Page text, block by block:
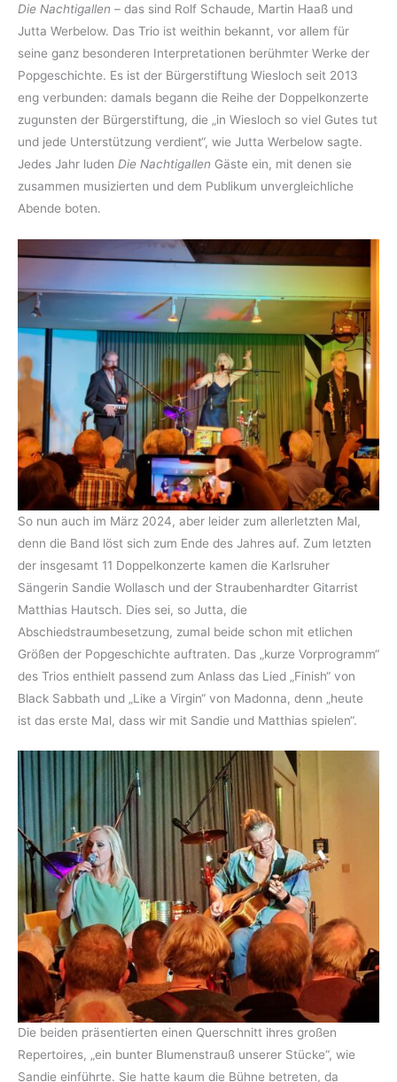
Die Nachtigallen – das sind Rolf Schaude, Martin Haaß und
Jutta Werbelow. Das Trio ist weithin bekannt, vor allem für
seine ganz besonderen Interpretationen berühmter Werke der
Popgeschichte. Es ist der Bürgerstiftung Wiesloch seit 2013
eng verbunden: damals begann die Reihe der Doppelkonzerte
zugunsten der Bürgerstiftung, die „in Wiesloch so viel Gutes tut
und jede Unterstützung verdient“, wie Jutta Werbelow sagte.
Jedes Jahr luden Die Nachtigallen Gäste ein, mit denen sie
zusammen musizierten und dem Publikum unvergleichliche
Abende boten.
So nun auch im März 2024, aber leider zum allerletzten Mal,
denn die Band löst sich zum Ende des Jahres auf. Zum letzten
der insgesamt 11 Doppelkonzerte kamen die Karlsruher
Sängerin Sandie Wollasch und der Straubenhardter Gitarrist
Matthias Hautsch. Dies sei, so Jutta, die
Abschiedstraumbesetzung, zumal beide schon mit etlichen
Größen der Popgeschichte auftraten. Das „kurze Vorprogramm“
des Trios enthielt passend zum Anlass das Lied „Finish“ von
Black Sabbath und „Like a Virgin“ von Madonna, denn „heute
ist das erste Mal, dass wir mit Sandie und Matthias spielen“.
Die beiden präsentierten einen Querschnitt ihres großen
Repertoires, „ein bunter Blumenstrauß unserer Stücke“, wie
Sandie einführte. Sie hatte kaum die Bühne betreten, da